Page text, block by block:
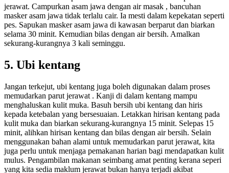
jerawat. Campurkan asam jawa dengan air masak , bancuhan
masker asam jawa tidak terlalu cair. Ia mesti dalam kepekatan seperti
pes. Sapukan masker asam jawa di kawasan berparut dan biarkan
selama 30 minit. Kemudian bilas dengan air bersih. Amalkan
sekurang-kurangnya 3 kali seminggu.
5. Ubi kentang
Jangan terkejut, ubi kentang juga boleh digunakan dalam proses
memudarkan parut jerawat . Kanji di dalam kentang mampu
menghaluskan kulit muka. Basuh bersih ubi kentang dan hiris
kepada ketebalan yang bersesuaian. Letakkan hirisan kentang pada
kulit muka dan biarkan sekurang-kurangnya 15 minit. Selepas 15
minit, alihkan hirisan kentang dan bilas dengan air bersih. Selain
menggunakan bahan alami untuk memudarkan parut jerawat, kita
juga perlu untuk menjaga pemakanan harian bagi mendapatkan kulit
mulus. Pengambilan makanan seimbang amat penting kerana seperi
yang kita sedia maklum jerawat bukan hanya terjadi akibat